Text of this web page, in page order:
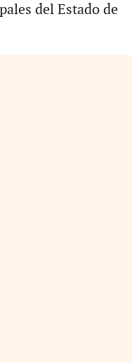
del Estado de